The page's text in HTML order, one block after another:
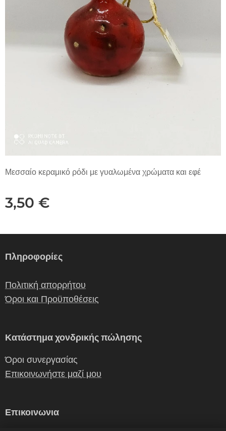
Μεσσαίο κεραμικό ρόδι με γυαλωμένα χρώματα και εφέ
3,50 €
Πληροφορίες
Πολιτική απορρήτου
Όροι και Προϋποθέσεις
Κατάστημα χονδρικής πώλησης
Όροι συνεργασίας
Επικοινωνήστε μαζί μου
Επικοινωνια